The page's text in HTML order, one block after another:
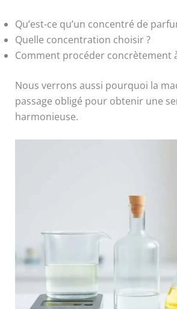
Qu’est-ce qu’un concentré de
Quelle concentration choisir ?
Comment procéder concrètement
Nous verrons aussi pourquoi la
passage obligé pour obtenir une
harmonieuse.